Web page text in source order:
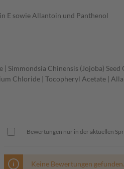
E sowie Allantoin und Panthenol
Simmondsia Chinensis (Jojoba)
Chloride | Tocopheryl Acetate |
Bewertungen nur in der aktuellen
Keine Bewertungen